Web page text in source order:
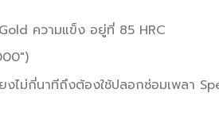
ความแข็ง อยู่ที่ 85 HRC
งไม่กี่นาทีถึงต้องใช้ปลอกซ่อมเพลา